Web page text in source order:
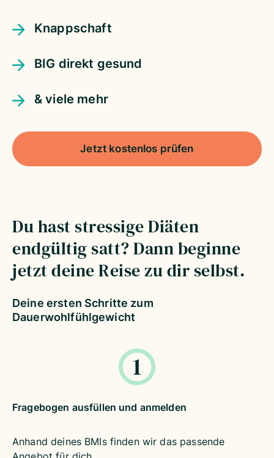
Knappschaft
BIG direkt gesund
& viele mehr
Jetzt kostenlos prüfen
Du hast stressige Diäten
endgültig satt? Dann beginne
jetzt deine Reise zu dir selbst.
Deine ersten Schritte zum
Dauerwohlfühlgewicht
Fragebogen ausfüllen und anmelden
Anhand deines BMIs finden wir das passende